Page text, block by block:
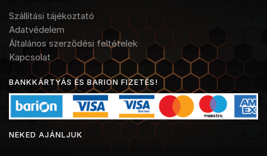
Szállítási tájékoztató
Adatvédelem
Általános szerződési feltételek
Kapcsolat
BANKKÁRTYÁS ÉS BARION FIZETÉS!
NEKED AJÁNLJUK